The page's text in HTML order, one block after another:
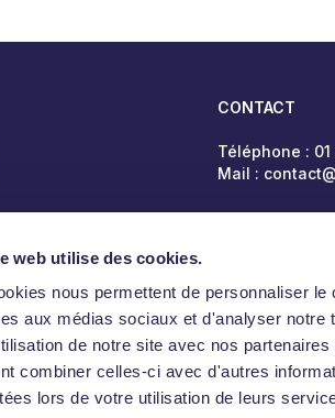
web utilise des cookies.
nous permettent de personnaliser
aux médias sociaux et d'analyser
de notre site avec nos
combiner celles-ci avec d'autres
lors de votre utilisation de leurs
CONTACT
Téléphone :
Mail :